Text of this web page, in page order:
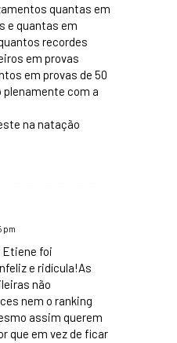
quantas em
e quantas em
recordes
em provas
em provas de 50
com a
na natação
pm
Etiene foi
e ridícula!As
não
nem o ranking
assim querem
que em vez de ficar